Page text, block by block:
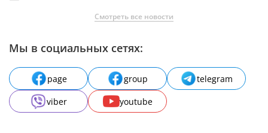
Смотреть все новости
Мы в социальных сетях:
page group
telegram
viber
youtube